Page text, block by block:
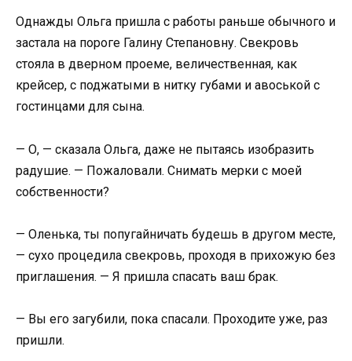
Однажды Ольга пришла с работы раньше обычного и
застала на пороге Галину Степановну. Свекровь
стояла в дверном проеме, величественная, как
крейсер, с поджатыми в нитку губами и авоськой с
гостинцами для сына.
— О, — сказала Ольга, даже не пытаясь изобразить
радушие. — Пожаловали. Снимать мерки с моей
собственности?
— Оленька, ты попугайничать будешь в другом месте,
— сухо процедила свекровь, проходя в прихожую без
приглашения. — Я пришла спасать ваш брак.
— Вы его загубили, пока спасали. Проходите уже, раз
пришли.